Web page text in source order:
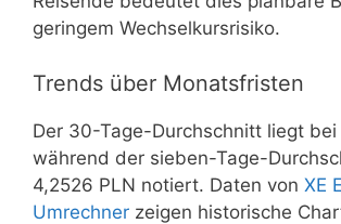
geringem Wechselkursrisiko.
Trends über Monatsfristen
Der 30-Tage-Durchschnitt liegt bei
während der sieben-Tage-
4,2526 PLN notiert. Daten von XE
Umrechner zeigen historische